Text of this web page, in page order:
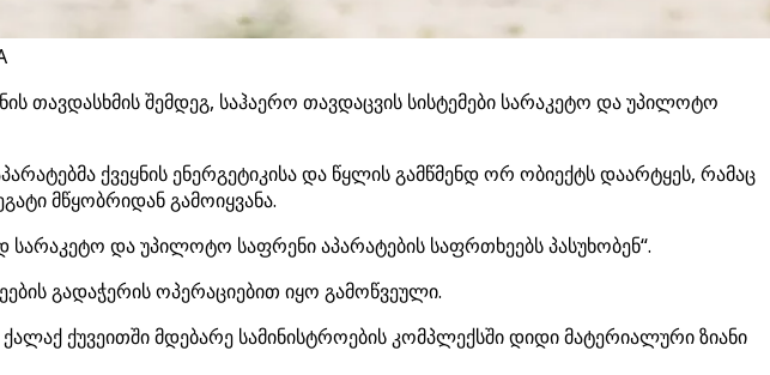
თავდასხმის შემდეგ, საჰაერო თავდაცვის სისტემები სარაკეტო და უპილოტო
ქვეყნის ენერგეტიკისა და წყლის გამწმენდ ორ ობიექტს დაარტყეს, რამაც
მწყობრიდან გამოიყვანა.
სარაკეტო და უპილოტო საფრენი აპარატების საფრთხეებს პასუხობენ“.
გადაჭერის ოპერაციებით იყო გამოწვეული.
ქუვეითში მდებარე სამინისტროების კომპლექსში დიდი მატერიალური ზიანი